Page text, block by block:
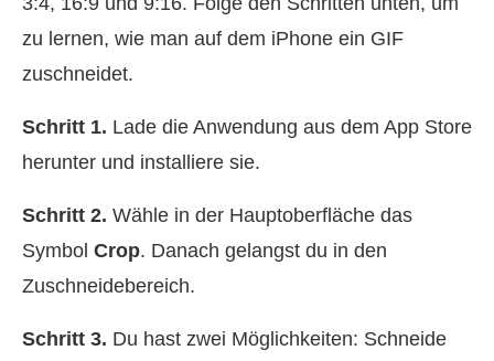
zu lernen, wie man auf dem iPhone ein GIF
zuschneidet.
Schritt 1. Lade die Anwendung aus dem App Store
herunter und installiere sie.
Schritt 2. Wähle in der Hauptoberfläche das
Symbol Crop. Danach gelangst du in den
Zuschneidebereich.
Schritt 3. Du hast zwei Möglichkeiten: Schneide